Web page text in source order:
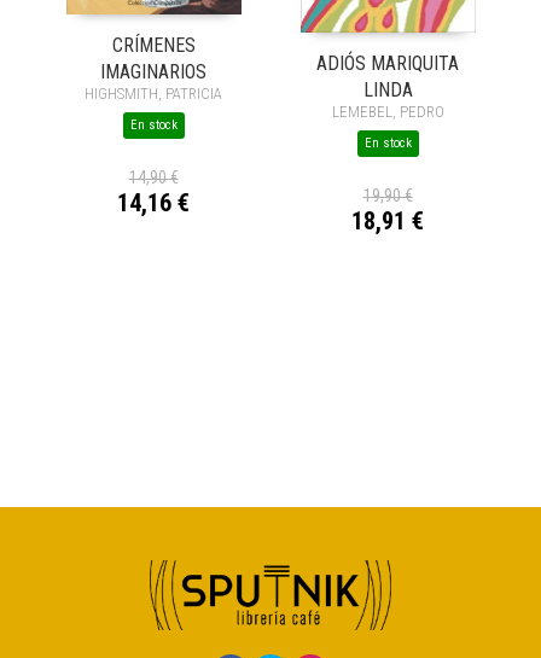
CRÍMENES
IMAGINARIOS
HIGHSMITH, PATRICIA
En stock
14,90 €
14,16 €
ADIÓS MARIQUITA
LINDA
LEMEBEL, PEDRO
En stock
19,90 €
18,91 €